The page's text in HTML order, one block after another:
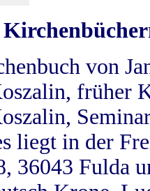
von
früher
liegt in der
36043 Fulda